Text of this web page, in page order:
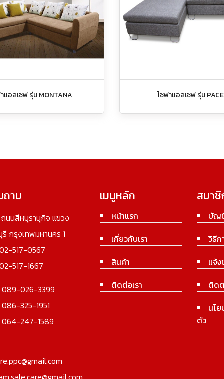
แอลเซฟ รุ่น MONTANA โซฟาแอลเชฟ รุ่น
าม
นนสีหบุรานุกิจ แขวง
กรุงเทพมหานคร 1
517-0567
517-1667
089-026-3399
086-325-1951
064-247-1589
เมนูหลัก
หน้าแรก
เกี่ยวกับเรา
สินค้า
ติดต่อเรา
สมา
บัญ
วิธี
แจ้ง
ติด
นโ
ตัว